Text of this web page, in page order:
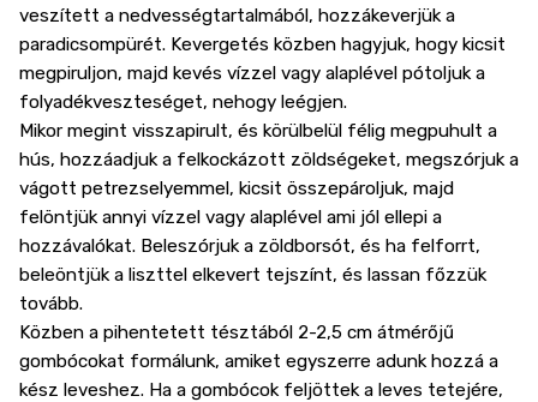
veszített a nedvességtartalmából, hozzákeverjük a
paradicsompürét. Kevergetés közben hagyjuk, hogy kicsit
megpiruljon, majd kevés vízzel vagy alaplével pótoljuk a
folyadékveszteséget, nehogy leégjen.
Mikor megint visszapirult, és körülbelül félig megpuhult a
hús, hozzáadjuk a felkockázott zöldségeket, megszórjuk a
vágott petrezselyemmel, kicsit összepároljuk, majd
felöntjük annyi vízzel vagy alaplével ami jól ellepi a
hozzávalókat. Beleszórjuk a zöldborsót, és ha felforrt,
beleöntjük a liszttel elkevert tejszínt, és lassan főzzük
tovább.
Közben a pihentetett tésztából 2-2,5 cm átmérőjű
gombócokat formálunk, amiket egyszerre adunk hozzá a
kész leveshez. Ha a gombócok feljöttek a leves tetejére,